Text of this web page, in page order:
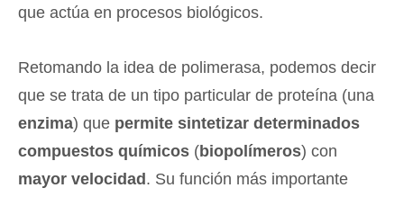
que actúa en procesos biológicos.
Retomando la idea de polimerasa, podemos decir
que se trata de un tipo particular de proteína (una
enzima) que permite sintetizar determinados
compuestos químicos (biopolímeros) con
mayor velocidad . Su función más importante